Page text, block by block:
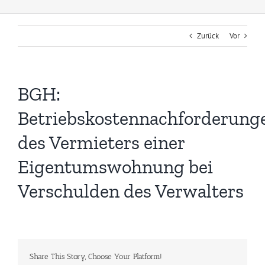
Zurück Vor
BGH:
des Vermieters einer
Eigentumswohnung bei
Verschulden des Verwalters
Share This Story, Choose Your Platform!